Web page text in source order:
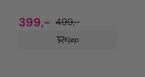
399,- 499,-
Kjøp